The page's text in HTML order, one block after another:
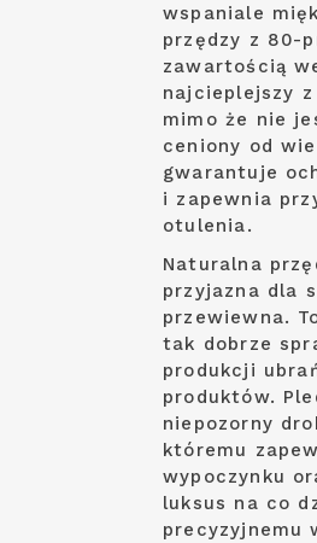
wspaniale
przędzy z 80-
zawartością
najcieplejszy
mimo że nie
ceniony od
gwarantuje
i zapewnia
otulenia.
Naturalna
przyjazna dla
przewiewna.
tak dobrze
produkcji
produktów.
niepozorny
któremu
wypoczynku
luksus na co
precyzyjnemu